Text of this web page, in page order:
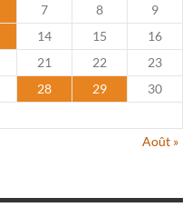
7 8
9
14 15
16
21 22
23
28 29
30
Août »